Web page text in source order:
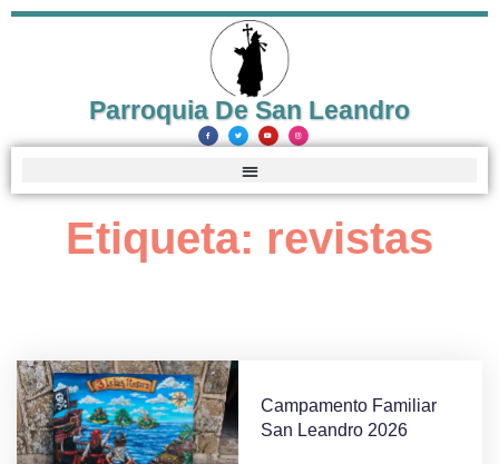
Parroquia De San Leandro
Etiqueta: revistas
Campamento Familiar
San Leandro 2026